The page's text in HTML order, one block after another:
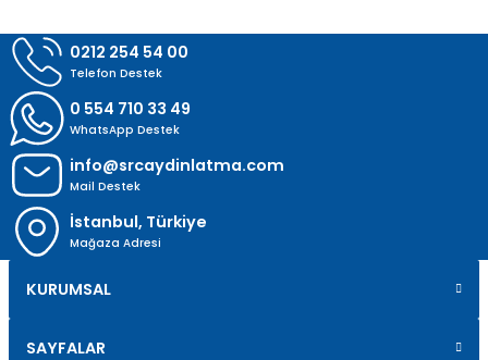
0212 254 54 00
Telefon Destek
0 554 710 33 49
WhatsApp Destek
info@srcaydinlatma.com
Mail Destek
İstanbul, Türkiye
Mağaza Adresi
KURUMSAL
SAYFALAR